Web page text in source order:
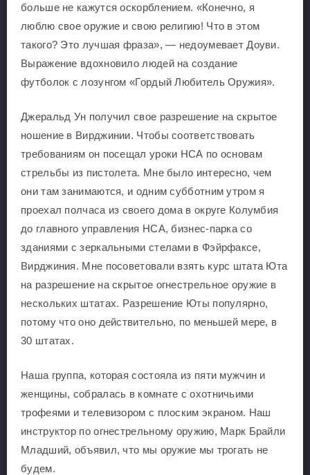
больше не кажутся оскорблением. «Конечно, я
люблю свое оружие и свою религию! Что в этом
такого? Это лучшая фраза», — недоумевает Доуви.
Выражение вдохновило людей на создание
футболок с лозунгом «Гордый Любитель Оружия».
Джеральд Ун получил свое разрешение на скрытое
ношение в Вирджинии. Чтобы соответствовать
требованиям он посещал уроки НСА по основам
стрельбы из пистолета. Мне было интересно, чем
они там занимаются, и одним субботним утром я
проехал полчаса из своего дома в округе Колумбия
до главного управления НСА, бизнес-парка со
зданиями с зеркальными стелами в Фэйрфаксе,
Вирджиния. Мне посоветовали взять курс штата Юта
на разрешение на скрытое огнестрельное оружие в
нескольких штатах. Разрешение Юты популярно,
потому что оно действительно, по меньшей мере, в
30 штатах.
Наша группа, которая состояла из пяти мужчин и
женщины, собралась в комнате с охотничьими
трофеями и телевизором с плоским экраном. Наш
инструктор по огнестрельному оружию, Марк Брайли
Младший, объявил, что мы оружие мы трогать не
будем.